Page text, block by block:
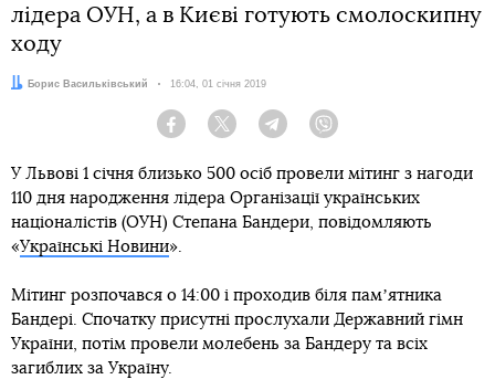
лідера ОУН, а в Києві готують смолоскипну
ходу
Автор:Борис Васильківський Дата:
16:04, 01 січня 2019
Facebook Twitter Telegram
У Львові 1 січня близько 500 осіб провели мітинг з нагоди
110 дня народження лідера Організації українських
націоналістів (ОУН) Степана Бандери, повідомляють
«Українські Новини».
Мітинг розпочався о 14:00 і проходив біля памʼятника
Бандері. Спочатку присутні прослухали Державний гімн
України, потім провели молебень за Бандеру та всіх
загиблих за Україну.